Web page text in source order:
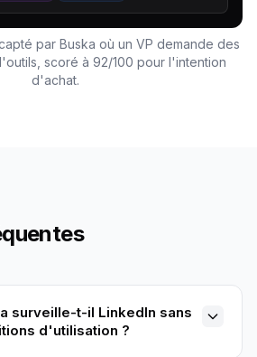
par Buska où un VP demande des
scoré à 92/100 pour l'intention
d'achat.
surveille-t-il LinkedIn sans
d'utilisation ?